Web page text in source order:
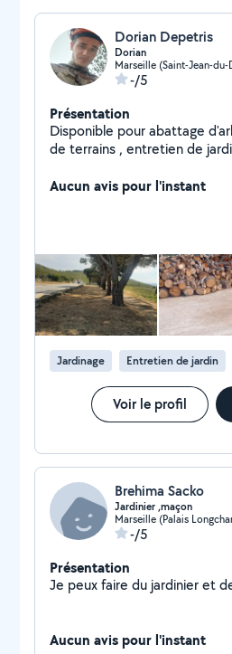
Dorian Depetris
Dorian
Marseille (Saint-Jean-du-
-/5
Présentation
Disponible pour abattage
de terrains , entretien de
Aucun avis pour l'instant
Jardinage Entretien de jardin
Voir le profil
Brehima Sacko
Jardinier ,maçon
Marseille (Palais
-/5
Présentation
Je peux
Aucun avis pour l'instant